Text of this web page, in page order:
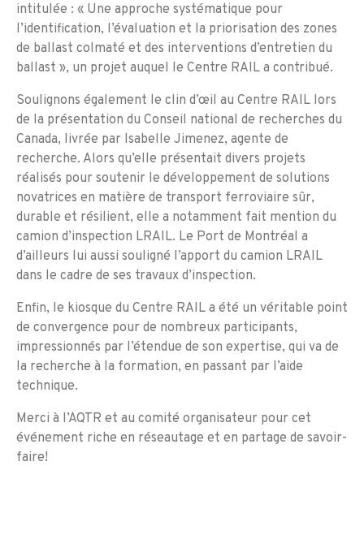
intitulée : « Une approche systématique pour
l’identification, l’évaluation et la priorisation des zones
de ballast colmaté et des interventions d’entretien du
ballast », un projet auquel le Centre RAIL a contribué.
Soulignons également le clin d’œil au Centre RAIL lors
de la présentation du Conseil national de recherches du
Canada, livrée par Isabelle Jimenez, agente de
recherche. Alors qu’elle présentait divers projets
réalisés pour soutenir le développement de solutions
novatrices en matière de transport ferroviaire sûr,
durable et résilient, elle a notamment fait mention du
camion d’inspection LRAIL. Le Port de Montréal a
d’ailleurs lui aussi souligné l’apport du camion LRAIL
dans le cadre de ses travaux d’inspection.
Enfin, le kiosque du Centre RAIL a été un véritable point
de convergence pour de nombreux participants,
impressionnés par l’étendue de son expertise, qui va de
la recherche à la formation, en passant par l’aide
technique.
Merci à l’AQTR et au comité organisateur pour cet
événement riche en réseautage et en partage de savoir-
faire!